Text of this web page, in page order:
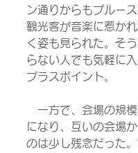
ン通りからもブルー
観光客が音楽に惹か
く姿も見られた。そ
らない人でも気軽に
プラスポイント。
一方で、会場の規模
になり、互いの会場
のは少し残念だった